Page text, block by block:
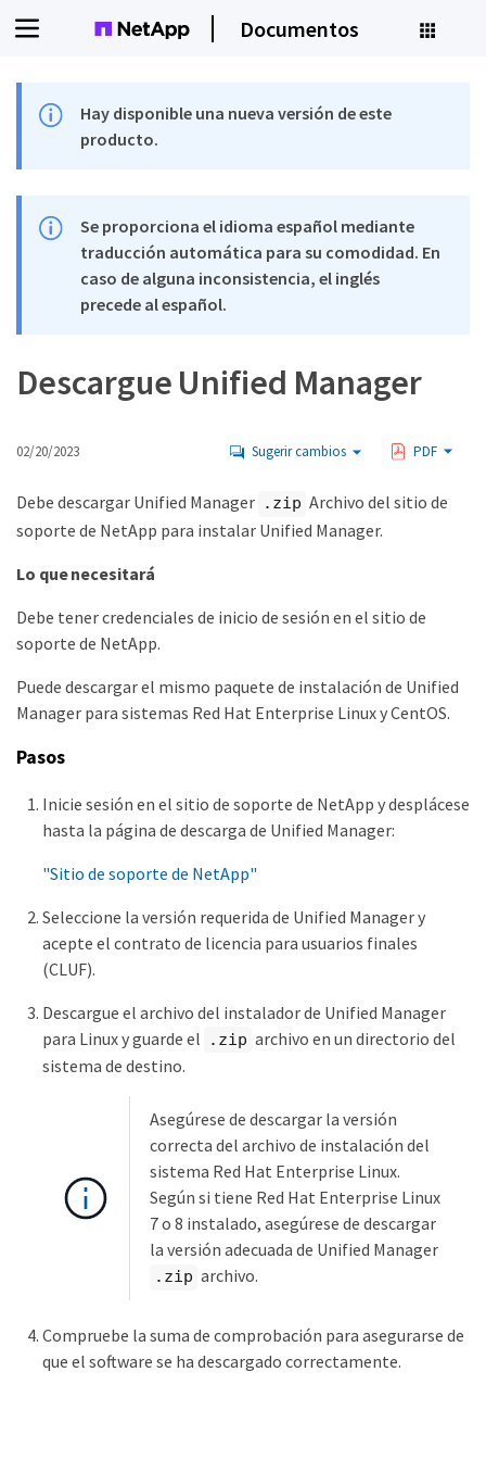
Documentos
Hay disponible una nueva versión de este
producto.
Se proporciona el idioma español mediante
traducción automática para su comodidad. En
caso de alguna inconsistencia, el inglés
precede al español.
Descargue Unified Manager
02/20/2023 Sugerir cambios PDF
Debe descargar Unified Manager .zip Archivo del sitio de
soporte de NetApp para instalar Unified Manager.
Lo que necesitará
Debe tener credenciales de inicio de sesión en el sitio de
soporte de NetApp.
Puede descargar el mismo paquete de instalación de Unified
Manager para sistemas Red Hat Enterprise Linux y CentOS.
Pasos
Inicie sesión en el sitio de soporte de NetApp y desplácese
hasta la página de descarga de Unified Manager:
"Sitio de soporte de NetApp"
Seleccione la versión requerida de Unified Manager y
acepte el contrato de licencia para usuarios finales
(CLUF).
Descargue el archivo del instalador de Unified Manager
para Linux y guarde el
.zip archivo en un directorio del
sistema de destino.
Asegúrese de descargar la versión
correcta del archivo de instalación del
sistema Red Hat Enterprise Linux.
Según si tiene Red Hat Enterprise Linux
7 o 8 instalado, asegúrese de descargar
la versión adecuada de Unified Manager
.zip archivo.
Compruebe la suma de comprobación para asegurarse de
que el software se ha descargado correctamente.